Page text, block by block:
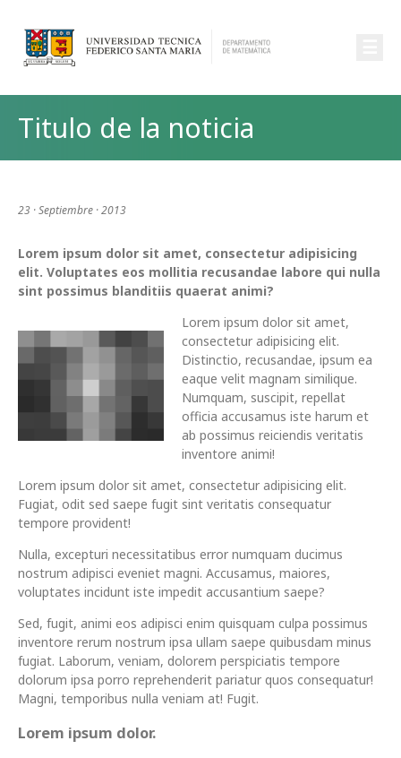
Titulo de la noticia
23 · Septiembre · 2013
Lorem ipsum dolor sit amet, consectetur adipisicing
elit. Voluptates eos mollitia recusandae labore qui nulla
sint possimus blanditiis quaerat animi?
Lorem ipsum dolor sit amet,
consectetur adipisicing elit.
Distinctio, recusandae, ipsum ea
eaque velit magnam similique.
Numquam, suscipit, repellat
officia accusamus iste harum et
ab possimus reiciendis veritatis
inventore animi!
Lorem ipsum dolor sit amet, consectetur adipisicing elit.
Fugiat, odit sed saepe fugit sint veritatis consequatur
tempore provident!
Nulla, excepturi necessitatibus error numquam ducimus
nostrum adipisci eveniet magni. Accusamus, maiores,
voluptates incidunt iste impedit accusantium saepe?
Sed, fugit, animi eos adipisci enim quisquam culpa possimus
inventore rerum nostrum ipsa ullam saepe quibusdam minus
fugiat. Laborum, veniam, dolorem perspiciatis tempore
dolorum ipsa porro reprehenderit pariatur quos consequatur!
Magni, temporibus nulla veniam at! Fugit.
Lorem ipsum dolor.